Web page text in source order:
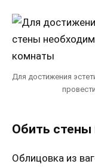
Для достижения
Обить стены
Облицовка из